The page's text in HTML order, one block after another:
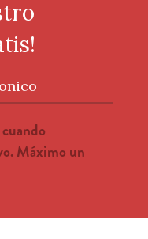
Máximo un